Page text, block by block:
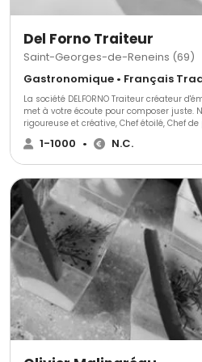
Del Forno Traiteur
Saint-Georges-de-Reneins (69)
Gastronomique • Français
La société DELFORNO Traiteur créateur
met à votre écoute pour composer juste.
rigoureuse et créative, Chef étoilé, Chef
d'hôtel. Nous elaborons votre journée en
Nous saurons lui donner la valeur que
1-1000 • N.C.